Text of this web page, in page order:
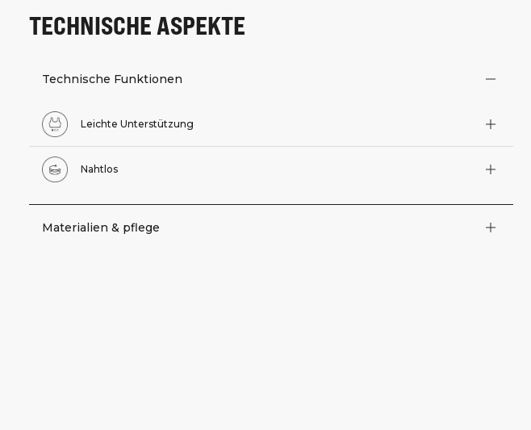
TECHNISCHE ASPEKTE
Technische Funktionen
Leichte Unterstützung
Nahtlos
Materialien & pflege